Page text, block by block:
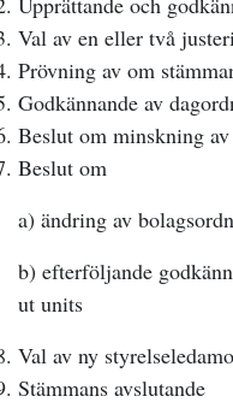
Val av en eller två
Prövning av om
Godkännande av
Beslut om minskning
Beslut om
a) ändring av
b) efterföljande
ut units
Val av ny
Stämmans avslutande